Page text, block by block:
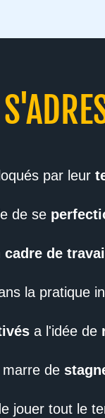
par leur
de se
cadre de travail
la pratique
a l'idée de
de
jouer tout le